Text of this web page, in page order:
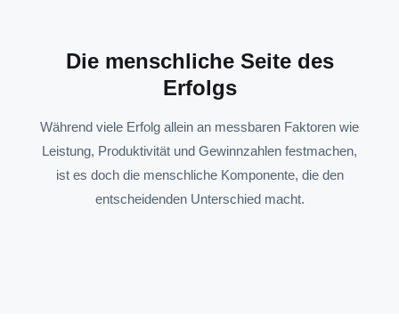
Die menschliche Seite des
Erfolgs
Während viele Erfolg allein an messbaren Faktoren wie
Leistung, Produktivität und Gewinnzahlen festmachen,
ist es doch die menschliche Komponente, die den
entscheidenden Unterschied macht.